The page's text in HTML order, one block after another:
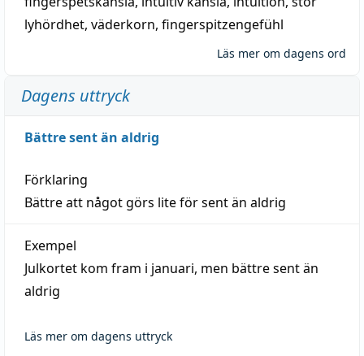
lyhördhet, väderkorn, fingerspitzengefühl
Läs mer om dagens ord
Dagens uttryck
Bättre sent än aldrig
Förklaring
Bättre att något görs lite för sent än aldrig
Exempel
Julkortet kom fram i januari, men bättre sent än
aldrig
Läs mer om dagens uttryck